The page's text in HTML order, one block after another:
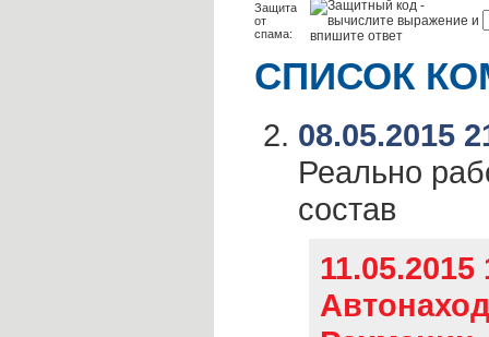
Защита
от
спама:
СПИСОК
08.05.2015
Реально
состав
11.05.2015